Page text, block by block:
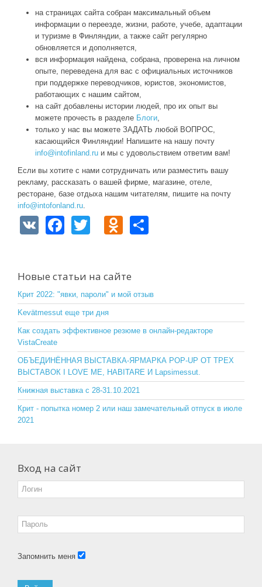
на страницах сайта собран максимальный объем
информации о переезде, жизни, работе, учебе, адаптации
и туризме в Финляндии, а также сайт регулярно
обновляется и дополняется,
вся информация найдена, собрана, проверена на личном
опыте, переведена для вас с официальных источников
при поддержке переводчиков, юристов, экономистов,
работающих с нашим сайтом,
на сайт добавлены истории людей, про их опыт вы
можете прочесть в разделе Блоги,
только у нас вы можете ЗАДАТЬ любой ВОПРОС,
касающийся Финляндии! Напишите на нашу почту
info@intofinland.ru и мы с удовольствием ответим вам!
Если вы хотите с нами сотрудничать или разместить вашу
рекламу, рассказать о вашей фирме, магазине, отеле,
ресторане, базе отдыха нашим читателям, пишите на почту
info@intofonland.ru.
V
F
e
b
o
o
k
er
O
o
kl
a
ss
ni
ki
Новые статьи на сайте
Крит 2022: "явки, пароли" и мой отзыв
Kevätmessut еще три дня
Как создать эффективное резюме в онлайн-редакторе
VistaCreate
ОБЪЕДИНЁННАЯ ВЫСТАВКА-ЯРМАРКА POP-UP ОТ ТРЕХ
ВЫСТАВОК I LOVE ME, HABITARE И Lapsimessut.
Книжная выставка с 28-31.10.2021
Крит - попытка номер 2 или наш замечательный отпуск в июле
2021
Вход на сайт
Запомнить меня